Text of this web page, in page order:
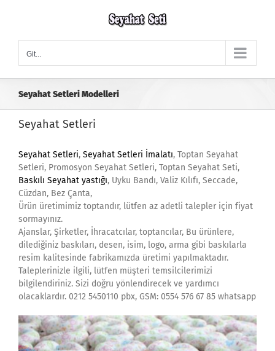
Git...
Seyahat Setleri Modelleri
Seyahat Setleri
Seyahat Setleri, Seyahat Setleri İmalatı, Toptan Seyahat
Setleri, Promosyon Seyahat Setleri, Toptan Seyahat Seti,
Baskılı Seyahat yastığı, Uyku Bandı, Valiz Kılıfı, Seccade,
Cüzdan, Bez Çanta,
Ürün üretimimiz toptandır, lütfen az adetli talepler için fiyat
sormayınız.
Ajanslar, Şirketler, İhracatcılar, toptancılar, Bu ürünlere,
dilediğiniz baskıları, desen, isim, logo, arma gibi baskılarla
resim kalitesinde fabrikamızda üretimi yapılmaktadır.
Taleplerinizle ilgili, lütfen müşteri temsilcilerimizi
bilgilendiriniz. Sizi doğru yönlendirecek ve yardımcı
olacaklardır. 0212 5450110 pbx, GSM: 0554 576 67 85 whatsapp